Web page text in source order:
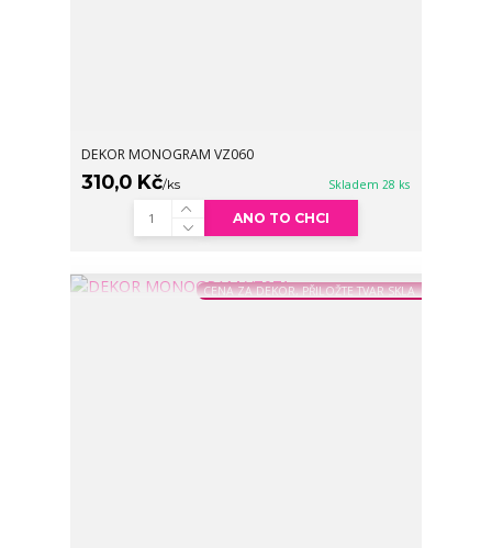
DEKOR MONOGRAM VZ060
310,0 Kč/ks Skladem 28 ks
ANO TO CHCI
CENA ZA DEKOR, PŘILOŽTE TVAR SKLA